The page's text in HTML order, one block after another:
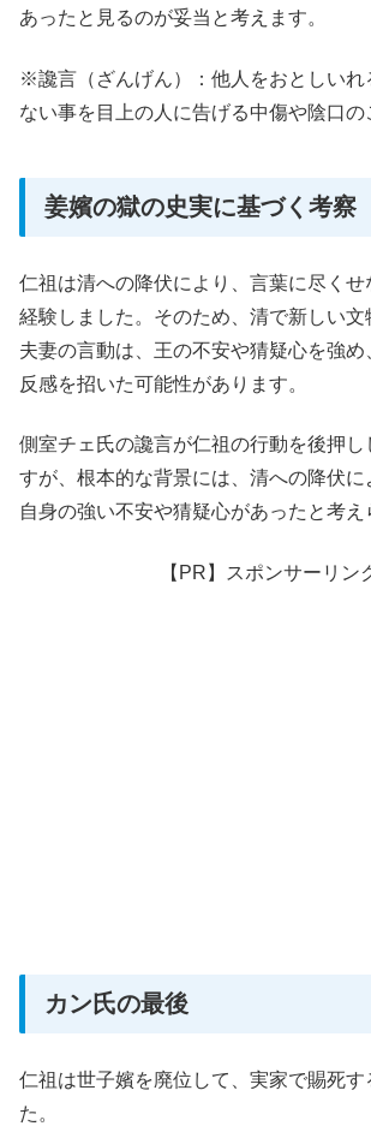
あったと見るのが妥当と考えます。
※讒言（ざんげん）：他人をおとしいれ
ない事を目上の人に告げる中傷や陰口の
姜嬪の獄の史実に基づく考察
仁祖は清への降伏により、言葉に尽くせ
経験しました。そのため、清で新しい文
夫妻の言動は、王の不安や猜疑心を強
反感を招いた可能性があります。
側室チェ氏の讒言が仁祖の行動を後押
すが、根本的な背景には、清への降伏に
自身の強い不安や猜疑心があったと考え
【PR】スポンサーリン
カン氏の最後
仁祖は世子嬪を廃位して、実家で賜死す
た。